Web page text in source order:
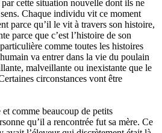
cette situation nouvelle dont ils ne
Chaque individu vit ce moment
parce qu’il le vit à travers son histoire,
parce que c’est l’histoire de son
comme toutes les histoires
va entrer dans la vie du poulain
malveillante ou inexistante que le
circonstances vont être
comme beaucoup de petits
qu’il a rencontrée fut sa mère. Ce